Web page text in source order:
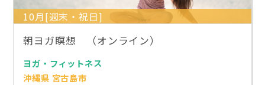
10月[週末・祝日]
朝ヨガ瞑想 （オンライン）
ヨガ・フィットネス
沖縄県 宮古島市